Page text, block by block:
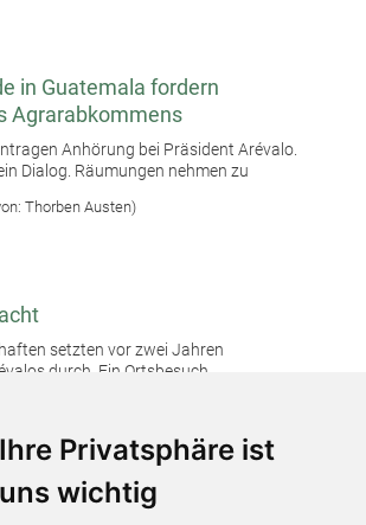
Ihre Privatsphäre ist
uns wichtig
in Guatemala fordern
Agrarabkommens
Anhörung bei Präsident Arévalo.
Dialog. Räumungen nehmen zu
Thorben Austen)
setzten vor zwei Jahren
durch. Ein Ortsbesuch
Austen)